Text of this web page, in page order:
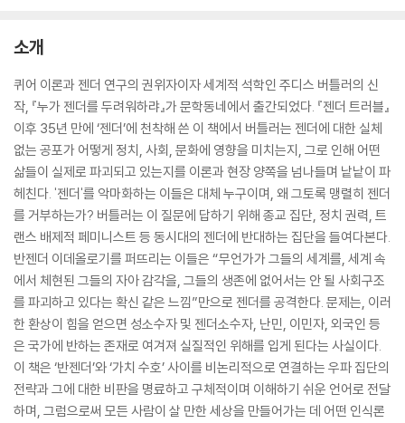
소개
퀴어 이론과 젠더 연구의 권위자이자 세계적 석학인 주디스 버틀러의 신
작, 『누가 젠더를 두려워하랴』가 문학동네에서 출간되었다. 『젠더 트러블』
이후 35년 만에 ‘젠더’에 천착해 쓴 이 책에서 버틀러는 젠더에 대한 실체
없는 공포가 어떻게 정치, 사회, 문화에 영향을 미치는지, 그로 인해 어떤
삶들이 실제로 파괴되고 있는지를 이론과 현장 양쪽을 넘나들며 낱낱이 파
헤친다. '젠더'를 악마화하는 이들은 대체 누구이며, 왜 그토록 맹렬히 젠더
를 거부하는가? 버틀러는 이 질문에 답하기 위해 종교 집단, 정치 권력, 트
랜스 배제적 페미니스트 등 동시대의 젠더에 반대하는 집단을 들여다본다.
반젠더 이데올로기를 퍼뜨리는 이들은 “무언가가 그들의 세계를, 세계 속
에서 체현된 그들의 자아 감각을, 그들의 생존에 없어서는 안 될 사회구조
를 파괴하고 있다는 확신 같은 느낌”만으로 젠더를 공격한다. 문제는, 이러
한 환상이 힘을 얻으면 성소수자 및 젠더소수자, 난민, 이민자, 외국인 등
은 국가에 반하는 존재로 여겨져 실질적인 위해를 입게 된다는 사실이다.
이 책은 ‘반젠더’와 ‘가치 수호’ 사이를 비논리적으로 연결하는 우파 집단의
전략과 그에 대한 비판을 명료하고 구체적이며 이해하기 쉬운 언어로 전달
하며, 그럼으로써 모든 사람이 살 만한 세상을 만들어가는 데 어떤 인식론